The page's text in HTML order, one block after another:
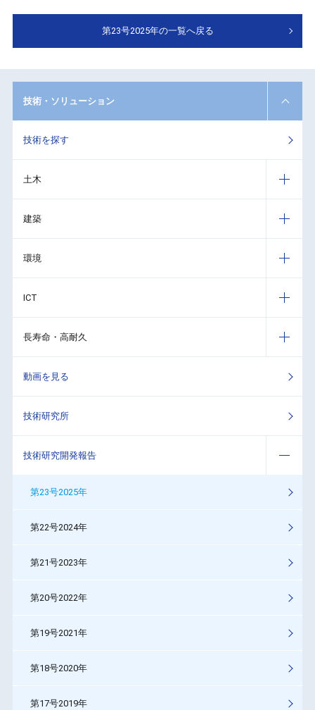
第23号2025年の一覧へ戻る
技術・ソリューション
技術を探す
土木
建築
環境
ICT
長寿命・高耐久
動画を見る
技術研究所
技術研究開発報告
第23号2025年
第22号2024年
第21号2023年
第20号2022年
第19号2021年
第18号2020年
第17号2019年